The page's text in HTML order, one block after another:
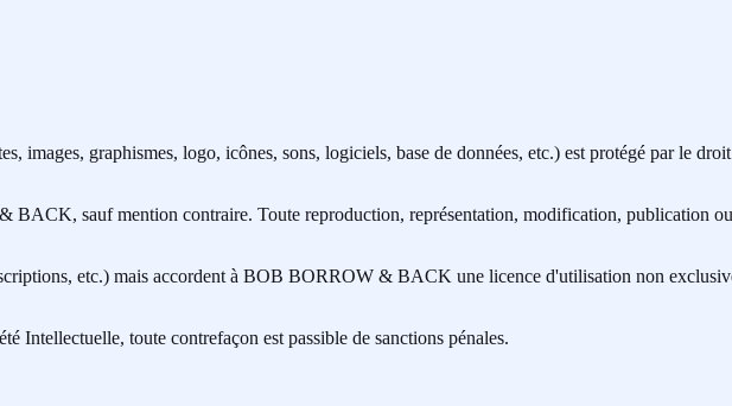
graphismes, logo, icônes, sons, logiciels, base de données, etc.) est protégé par le
sauf mention contraire. Toute reproduction, représentation, modification, publication
etc.) mais accordent à BOB BORROW & BACK une licence d'utilisation non
Intellectuelle, toute contrefaçon est passible de sanctions pénales.